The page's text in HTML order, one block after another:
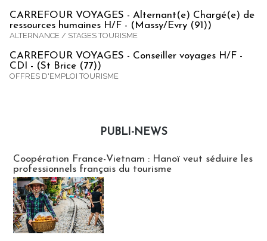
CARREFOUR VOYAGES - Alternant(e) Chargé(e) de
ressources humaines H/F - (Massy/Evry (91))
ALTERNANCE / STAGES TOURISME
CARREFOUR VOYAGES - Conseiller voyages H/F -
CDI - (St Brice (77))
OFFRES D'EMPLOI TOURISME
PUBLI-NEWS
Coopération France-Vietnam : Hanoï veut séduire les
professionnels français du tourisme